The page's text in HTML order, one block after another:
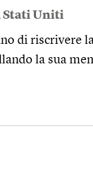
Stati Uniti
di riscrivere
la sua